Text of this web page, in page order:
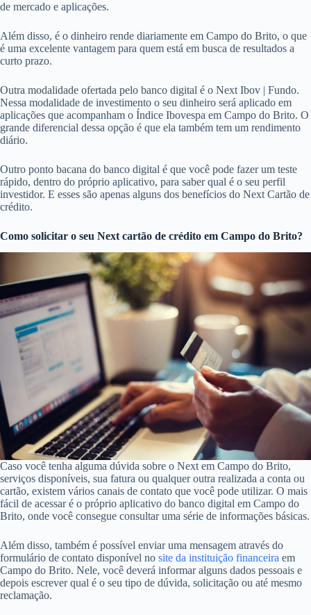
de mercado e aplicações.
Além disso, é o dinheiro rende diariamente em Campo do Brito, o que
é uma excelente vantagem para quem está em busca de resultados a
curto prazo.
Outra modalidade ofertada pelo banco digital é o Next Ibov | Fundo.
Nessa modalidade de investimento o seu dinheiro será aplicado em
aplicações que acompanham o Índice Ibovespa em Campo do Brito. O
grande diferencial dessa opção é que ela também tem um rendimento
diário.
Outro ponto bacana do banco digital é que você pode fazer um teste
rápido, dentro do próprio aplicativo, para saber qual é o seu perfil
investidor. E esses são apenas alguns dos benefícios do Next Cartão de
crédito.
Como solicitar o seu Next cartão de crédito em Campo do Brito?
Caso você tenha alguma dúvida sobre o Next em Campo do Brito,
serviços disponíveis, sua fatura ou qualquer outra realizada a conta ou
cartão, existem vários canais de contato que você pode utilizar. O mais
fácil de acessar é o próprio aplicativo do banco digital em Campo do
Brito, onde você consegue consultar uma série de informações básicas.
Além disso, também é possível enviar uma mensagem através do
formulário de contato disponível no site da instituição financeira em
Campo do Brito. Nele, você deverá informar alguns dados pessoais e
depois escrever qual é o seu tipo de dúvida, solicitação ou até mesmo
reclamação.